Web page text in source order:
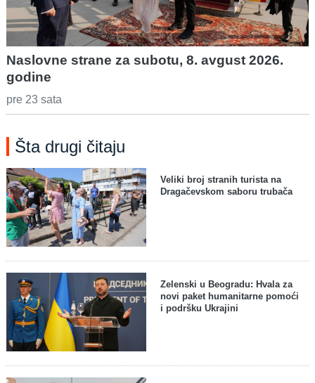
Naslovne strane za subotu, 8. avgust 2026.
godine
pre 23 sata
Šta drugi čitaju
Veliki broj stranih turista na
Dragačevskom saboru trubača
Zelenski u Beogradu: Hvala za
novi paket humanitarne pomoći
i podršku Ukrajini